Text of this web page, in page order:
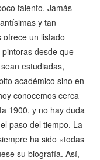
talento. Jamás
y tan
un listado
desde que
estudiadas,
académico sino en
conocemos cerca
1900, y no hay duda
paso del tiempo. La
ha sido «todas
su biografía. Así,